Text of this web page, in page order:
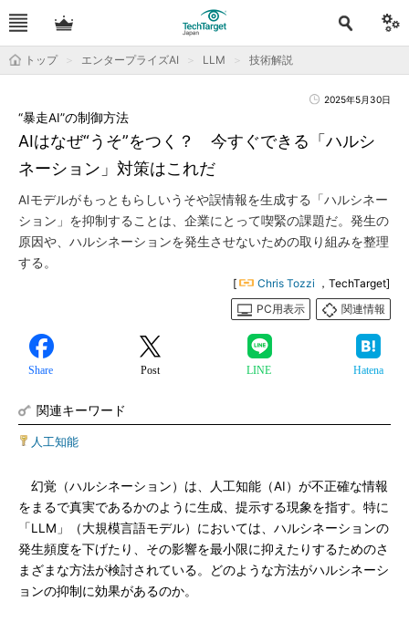
トップ エンタープライズAI LLM 技術解説
2025年5月30日
AIはなぜ“うそ”をつく？ 今すぐできる「ハルシ
ネーション」対策はこれだ
“暴走AI”の制御方法
AIモデルがもっともらしいうそや誤情報を生成する「ハルシネー
ション」を抑制することは、企業にとって喫緊の課題だ。発生の
原因や、ハルシネーションを発生させないための取り組みを整理
する。
[ Chris Tozzi ，TechTarget]
PC用表示
関連情報
Share Post LINE Hatena
関連キーワード
人工知能
幻覚（ハルシネーション）は、人工知能（AI）が不正確な情報
をまるで真実であるかのように生成、提示する現象を指す。特に
「LLM」（大規模言語モデル）においては、ハルシネーションの
発生頻度を下げたり、その影響を最小限に抑えたりするためのさ
まざまな方法が検討されている。どのような方法がハルシネーシ
ョンの抑制に効果があるのか。